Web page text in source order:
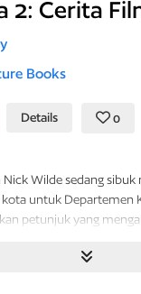
2: Cerita
Books
Details 0
Nick Wildesedangsibuk
kota untuk Departemen
petunjuk yang
bahaya,